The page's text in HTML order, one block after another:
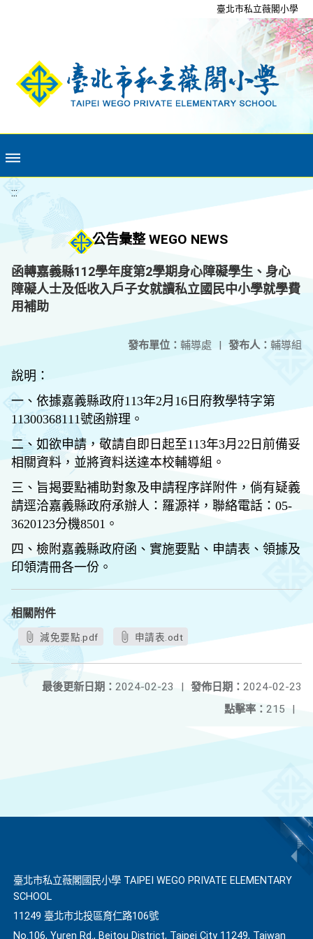
臺北市私立薇閣小學
:::
公告彙整 WEGO NEWS
函轉嘉義縣112學年度第2學期身心障礙學生、身心
障礙人士及低收入戶子女就讀私立國民中小學就學費
用補助
發布人： 輔導組
發布單位： 輔導處 |
說明：
一、依據嘉義縣政府113年2月16日府教學特字第
11300368111號函辦理。
二、如欲申請，敬請自即日起至113年3月22日前備妥
相關資料，並將資料送達本校輔導組。
三、旨揭要點補助對象及申請程序詳附件，倘有疑義
請逕洽嘉義縣政府承辦人：羅源祥，聯絡電話：05-
3620123分機8501。
四、檢附嘉義縣政府函、實施要點、申請表、領據及
印領清冊各一份。
相關附件
減免要點.pdf 申請表.odt
發佈日期： 2024-02-23
最後更新日期： 2024-02-23
|
點擊率： 215 |
臺北市私立薇閣國民小學 TAIPEI WEGO PRIVATE ELEMENTARY
SCHOOL
11249 臺北市北投區育仁路106號
No.106, Yuren Rd., Beitou District, Taipei City 11249, Taiwan